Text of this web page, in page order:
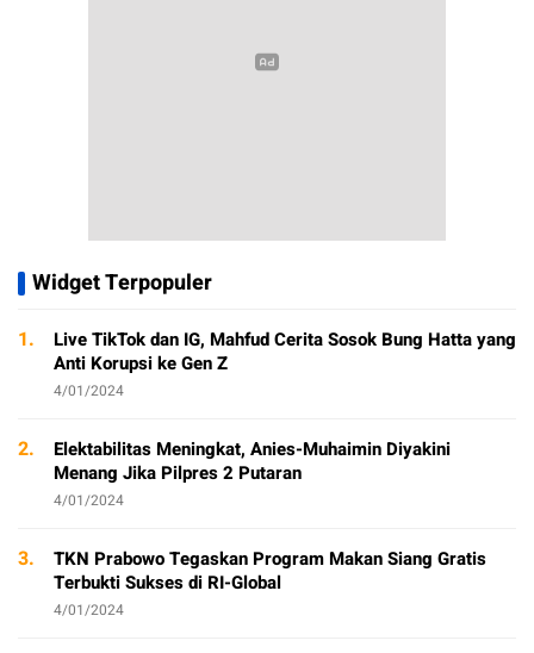
Widget Terpopuler
1.
Live TikTok dan IG, Mahfud Cerita Sosok Bung Hatta yang
Anti Korupsi ke Gen Z
4/01/2024
2.
Elektabilitas Meningkat, Anies-Muhaimin Diyakini
Menang Jika Pilpres 2 Putaran
4/01/2024
3.
TKN Prabowo Tegaskan Program Makan Siang Gratis
Terbukti Sukses di RI-Global
4/01/2024